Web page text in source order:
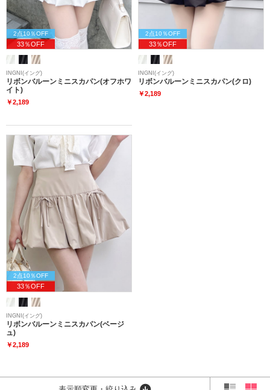
2点10％OFF
33％OFF
INGNI(イング)
リボンバルーンミニスカパン(オフホワ
イト)
￥2,189
2点10％OFF
33％OFF
INGNI(イング)
リボンバルーンミニスカパン(クロ)
￥2,189
2点10％OFF
33％OFF
INGNI(イング)
リボンバルーンミニスカパン(ベージ
ュ)
￥2,189